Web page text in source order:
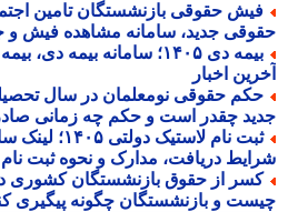
جدید، سامانه مشاهده فیش و
بیمه دی ۱۴۰۵؛ سامانه بیمه دی،
اخبار
چقدر است و حکم چه زمانی صادر
ثبت نام لاستیک
دریافت، مدارک و نحوه ثبت نام
و بازنشستگان چگونه پیگیری کنند؟